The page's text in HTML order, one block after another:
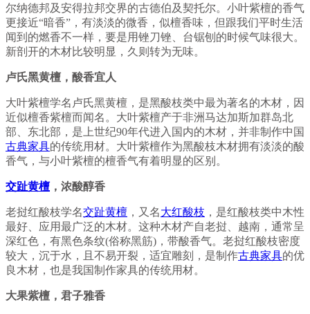
尔纳德邦及安得拉邦交界的古德伯及契托尔。小叶紫檀的香气
更接近“暗香”，有淡淡的微香，似檀香味，但跟我们平时生活
闻到的燃香不一样，要是用锉刀锉、台锯刨的时候气味很大。
新剖开的木材比较明显，久则转为无味。
卢氏黑黄檀，酸香宜人
大叶紫檀学名卢氏黑黄檀，是黑酸枝类中最为著名的木材，因
近似檀香紫檀而闻名。大叶紫檀产于非洲马达加斯加群岛北
部、东北部，是上世纪90年代进入国内的木材，并非制作中国
古典家具的传统用材。大叶紫檀作为黑酸枝木材拥有淡淡的酸
香气，与小叶紫檀的檀香气有着明显的区别。
交趾黄檀，浓酸醇香
老挝红酸枝学名交趾黄檀 ，又名大红酸枝 ，是红酸枝类中木性
最好、应用最广泛的木材。这种木材产自老挝、越南，通常呈
深红色，有黑色条纹(俗称黑筋)，带酸香气。老挝红酸枝密度
较大，沉于水，且不易开裂，适宜雕刻，是制作古典家具的优
良木材，也是我国制作家具的传统用材。
大果紫檀，君子雅香